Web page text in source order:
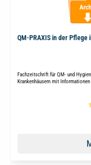
QM-PRAXIS in der Pflege
Fachzeitschrift für QM- und
Krankenhäusern mit
Durchschnittliche